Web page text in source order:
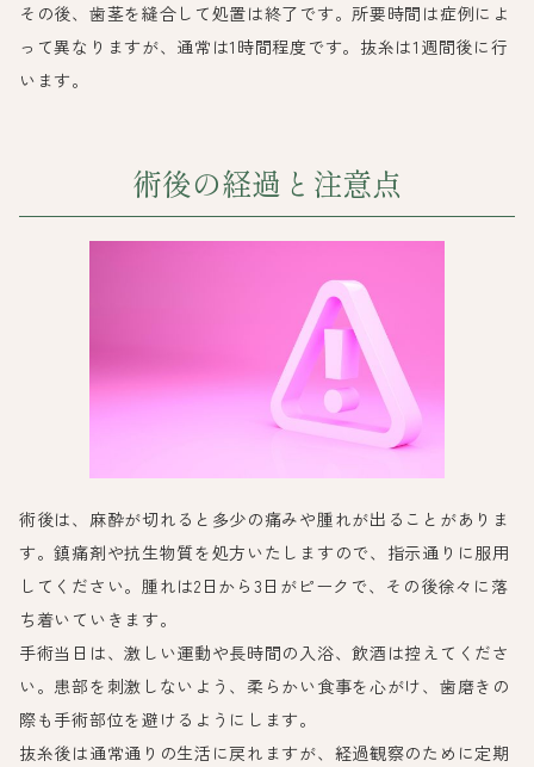
その後、歯茎を縫合して処置は終了です。所要時間は症例によ
って異なりますが、通常は1時間程度です。抜糸は1週間後に行
います。
術後の経過と注意点
術後は、麻酔が切れると多少の痛みや腫れが出ることがありま
す。鎮痛剤や抗生物質を処方いたしますので、指示通りに服用
してください。腫れは2日から3日がピークで、その後徐々に落
ち着いていきます。
手術当日は、激しい運動や長時間の入浴、飲酒は控えてくださ
い。患部を刺激しないよう、柔らかい食事を心がけ、歯磨きの
際も手術部位を避けるようにします。
抜糸後は通常通りの生活に戻れますが、経過観察のために定期